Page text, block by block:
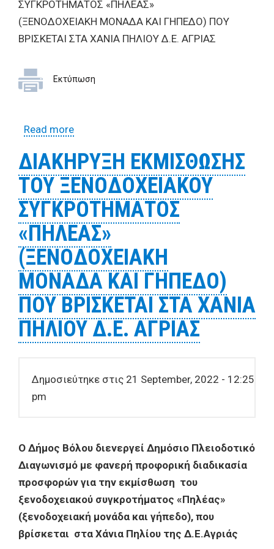
ΣΥΓΚΡΟΤΗΜΑΤΟΣ «ΠΗΛΕΑΣ»
(ΞΕΝΟΔΟΧΕΙΑΚΗ ΜΟΝΑΔΑ ΚΑΙ ΓΗΠΕΔΟ) ΠΟΥ
ΒΡΙΣΚΕΤΑΙ ΣΤΑ ΧΑΝΙΑ ΠΗΛΙΟΥ Δ.Ε. ΑΓΡΙΑΣ
Εκτύπωση
Read moreabout ΔΙΑΚΗΡΥΞΗ ΕΚΜΙΣΘΩΣΗΣ ΤΟΥ
«ΠΗΛΕΑΣ»
(ΞΕΝΟΔΟΧΕΙΑΚΗ ΜΟΝΑΔΑ ΚΑΙ ΓΗΠΕΔΟ)
ΠΟΥ ΒΡΙΣΚΕΤΑΙ ΣΤΑ ΧΑΝΙΑ ΠΗΛΙΟΥ Δ.Ε.
ΑΓΡΙΑΣ
ΔΙΑΚΗΡΥΞΗ ΕΚΜΙΣΘΩΣΗΣ
ΤΟΥ ΞΕΝΟΔΟΧΕΙΑΚΟΥ
ΣΥΓΚΡΟΤΗΜΑΤΟΣ
«ΠΗΛΕΑΣ»
(ΞΕΝΟΔΟΧΕΙΑΚΗ
ΜΟΝΑΔΑ ΚΑΙ ΓΗΠΕΔΟ)
ΠΟΥ ΒΡΙΣΚΕΤΑΙ ΣΤΑ ΧΑΝΙΑ
ΠΗΛΙΟΥ Δ.Ε. ΑΓΡΙΑΣ
Δημοσιεύτηκε στις 21 September, 2022 - 12:25
pm
Ο Δήμος Βόλου διενεργεί Δημόσιο Πλειοδοτικό
Διαγωνισμό με φανερή προφορική διαδικασία
προσφορών για την εκμίσθωση του
ξενοδοχειακού συγκροτήματος «Πηλέας»
(ξενοδοχειακή μονάδα και γήπεδο), που
βρίσκεται στα Χάνια Πηλίου της Δ.Ε.Αγριάς